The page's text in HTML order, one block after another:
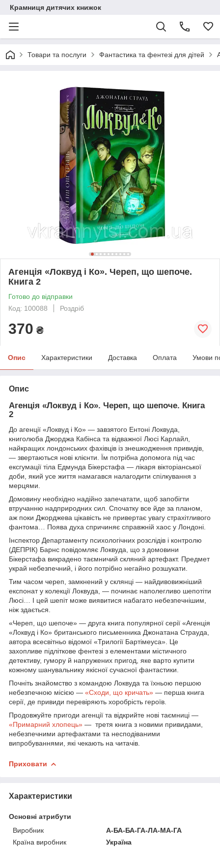
Крамниця дитячих книжок
Товари та послуги Фантастика та фентезі для дітей
Агенція «Локвуд і Ко». Череп, що шепоче.
Книга 2
Готово до відправки
Код: 100088
Роздріб
370 ₴
Опис Характеристики Доставка Оплата Умови
Опис
Агенція «Локвуд і Ко». Череп, що шепоче. Книга
2
До агенції «Локвуд і Ко» — завзятого Ентоні Локвуда,
книголюба Джорджа Кабінса та відважної Люсі Карлайл,
найкращих лондонських фахівців із знешкодження привидів,
— звертаються нові клієнти. Їм потрібна допомога під час
ексгумації тіла Едмунда Бікерстафа — лікаря вікторіанської
доби, який усе життя намагався налагодити спілкування з
мерцями.
Домовину необхідно надійно запечатати, щоб запобігти
втручанню надприродних сил. Спочатку все йде за планом,
аж поки Джорджева цікавість не привертає увагу страхітливого
фантома… Поява духа спричиняє справжній хаос у Лондоні.
Інспектор Департаменту психологічних розслідів і контролю
(ДЕПРІК) Барнс повідомляє Локвуда, що з домовини
Бікерстафа викрадено таємничий скляний артефакт. Предмет
украй небезпечний, і його потрібно негайно розшукати.
Тим часом череп, замкнений у склянці — найдивовижніший
експонат у колекції Локвуда, — починає наполегливо шепотіти
Люсі… І цей шепіт може виявитися набагато небезпечнішим,
ніж здається.
«Череп, що шепоче» — друга книга популярної серії «Агенція
«Локвуд і Ко» британського письменника Джонатана Страуда,
автора всесвітньо відомої «Трилогії Бартімеуса». Це
захопливе підліткове фентезі з елементами містичного
детективу, гумору й напружених пригод, яке варто купити
кожному шанувальнику якісної сучасної фантастики.
Почніть знайомство з командою Локвуда та їхньою першою
небезпечною місією — «Сходи, що кричать» — перша книга
серії, де привиди перевіряють хоробрість героїв.
Продовжуйте пригоди агенції та відкрийте нові таємниці —
«Примарний хлопець» — третя книга з новими привидами,
небезпечними артефактами та несподіваними
випробуваннями, які чекають на читачів.
Приховати
Характеристики
Основні атрибути
Виробник
А-БА-БА-ГА-ЛА-МА-ГА
Країна виробник
Україна